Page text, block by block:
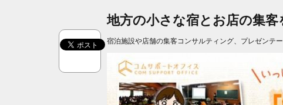
地方の小さな宿とお店の集客
宿泊施設や店舗の集客コンサルティング、プレゼンテ